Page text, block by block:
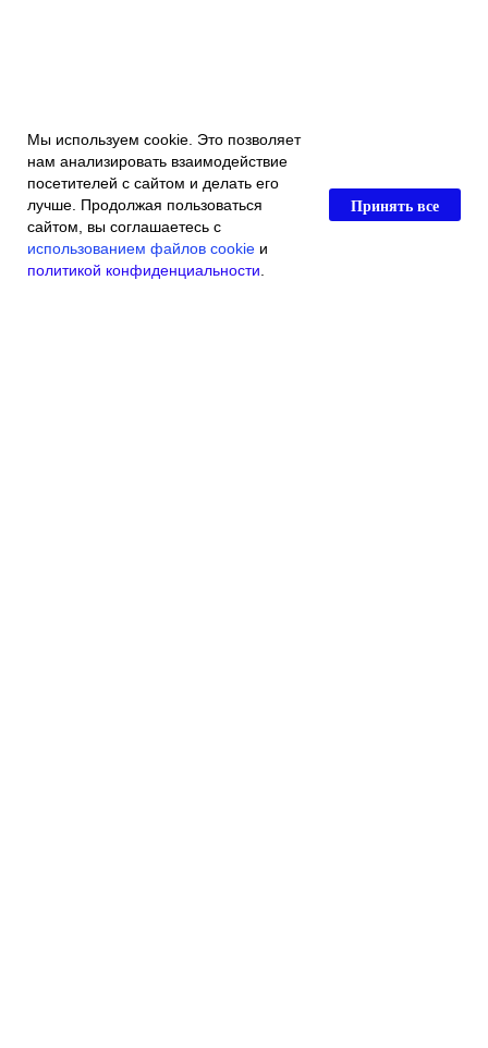
Главная Каталог магазина
Мы используем cookie. Это позволяет
нам анализировать взаимодействие
посетителей с сайтом и делать его
лучше. Продолжая пользоваться
сайтом, вы соглашаетесь с
использованием файлов cookie и
политикой конфиденциальности
Принять все